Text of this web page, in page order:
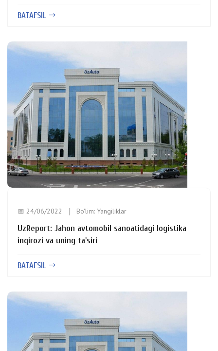
BATAFSIL
📅 24/06/2022 Bo'lim: Yangiliklar
UzReport: Jahon avtomobil sanoatidagi logistika
inqirozi va uning ta'siri
BATAFSIL